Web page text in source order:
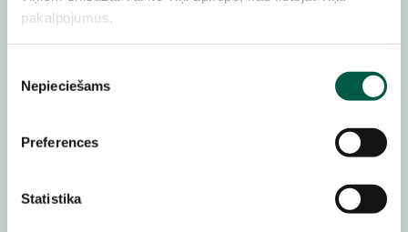
pakalpojumus.
izvēle
Nepieciešams
Preferences
Statistika
9.00-
9.30
Par pasākumu (LV) – Sandis Auziņš, iPro
9.30-
(PAM) izpratne mākoņa un hibrīda vidēs